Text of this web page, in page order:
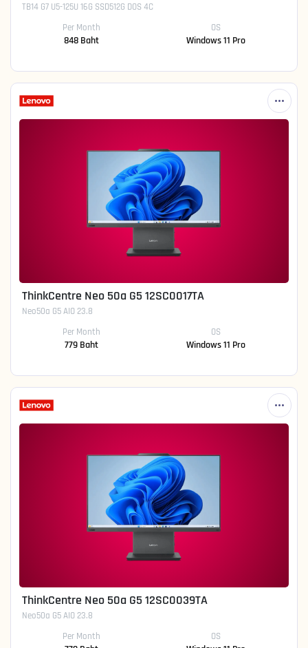
TB14 G7 U5-125U 16G SSD512G DOS 4C
Per Month
848 Baht
OS
Windows 11 Pro
ThinkCentre Neo 50a G5 12SC0017TA
Neo50a G5 AIO 23.8
Per Month
779 Baht
OS
Windows 11 Pro
ThinkCentre Neo 50a G5 12SC0039TA
Neo50a G5 AIO 23.8
Per Month
OS